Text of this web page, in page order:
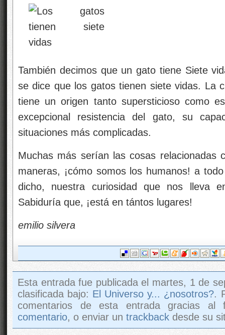
También decimos que un gato tiene Siete
se dice que los gatos tienen siete vidas. La
tiene un origen tanto supersticioso como
excepcional resistencia del gato, su
situaciones más complicadas.
Muchas más serían las cosas relacionadas
maneras, ¡cómo somos los humanos! a
dicho, nuestra curiosidad que nos lleva
Sabiduría que, ¡está en tántos lugares!
emilio silvera
Esta entrada fue publicada el martes, 1 de
clasificada bajo: El Universo y... ¿nosotros?.
comentarios de esta entrada gracias
comentario, o enviar un trackback desde su